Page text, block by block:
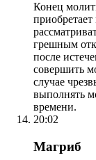
Конец
грешным
после
совершить
случае
выполнять
времени.
20:02
Магриб